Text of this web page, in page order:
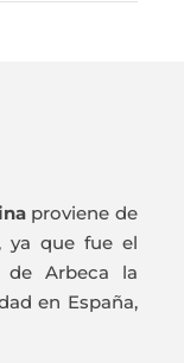
proviene de
ya que fue el
de Arbeca la
en España,